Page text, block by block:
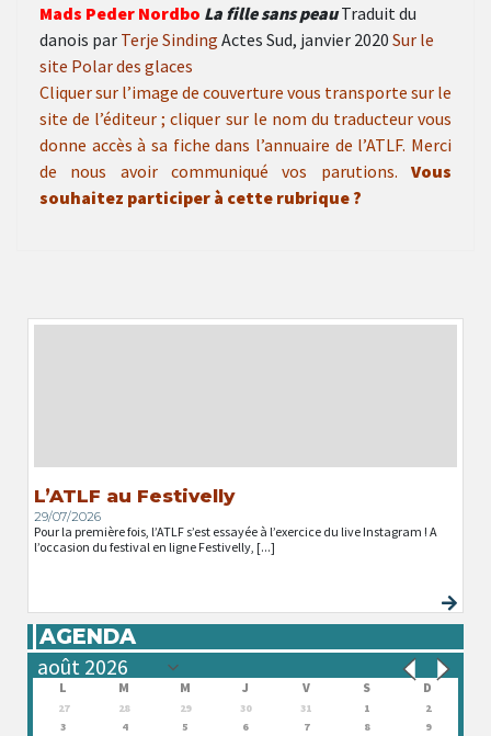
Mads Peder Nordbo La fille sans peauTraduit du
danois par Terje Sinding Actes Sud, janvier 2020 Sur le
site Polar des glaces
Cliquer sur l’image de couverture vous transporte sur le
site de l’éditeur ; cliquer sur le nom du traducteur vous
donne accès à sa fiche dans l’annuaire de l’ATLF. Merci
de nous avoir communiqué vos parutions.
Vous
souhaitez participer à cette rubrique ?
L’ATLF au Festivelly
29/07/2026
Pour la première fois, l’ATLF s’est essayée à l’exercice du live Instagram ! A
l’occasion du festival en ligne Festivelly, [...]
AGENDA
L M M J V S D
27 28 29 30 31 1
2
3
4 5 6 7 8
9